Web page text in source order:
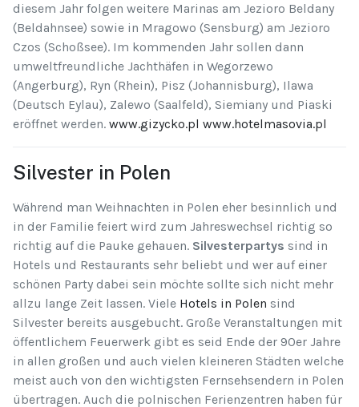
diesem Jahr folgen weitere Marinas am Jezioro Beldany
(Beldahnsee) sowie in Mragowo (Sensburg) am Jezioro
Czos (Schoßsee). Im kommenden Jahr sollen dann
umweltfreundliche Jachthäfen in Wegorzewo
(Angerburg), Ryn (Rhein), Pisz (Johannisburg), Ilawa
(Deutsch Eylau), Zalewo (Saalfeld), Siemiany und Piaski
eröffnet werden. www.gizycko.pl www.hotelmasovia.pl
Silvester in Polen
Während man Weihnachten in Polen eher besinnlich und
in der Familie feiert wird zum Jahreswechsel richtig so
richtig auf die Pauke gehauen. Silvesterpartys sind in
Hotels und Restaurants sehr beliebt und wer auf einer
schönen Party dabei sein möchte sollte sich nicht mehr
allzu lange Zeit lassen. Viele Hotels in Polen sind
Silvester bereits ausgebucht. Große Veranstaltungen mit
öffentlichem Feuerwerk gibt es seid Ende der 90er Jahre
in allen großen und auch vielen kleineren Städten welche
meist auch von den wichtigsten Fernsehsendern in Polen
übertragen. Auch die polnischen Ferienzentren haben für